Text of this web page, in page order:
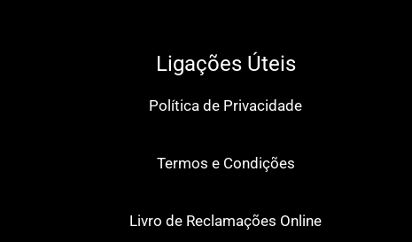
Ligações Úteis
Política de Privacidade
Termos e Condições
Livro de Reclamações Online